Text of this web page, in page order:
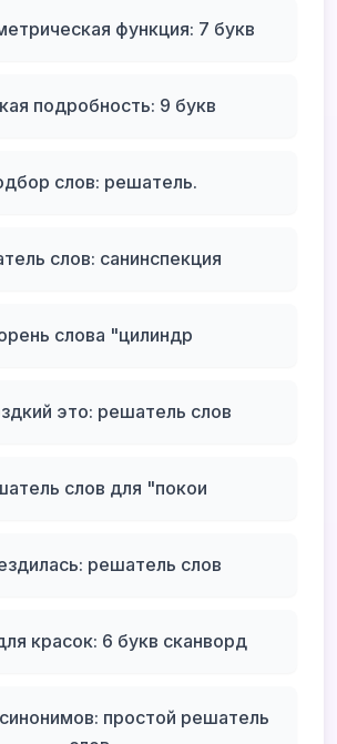
функция: 7 букв
подробность: 9 букв
слов: решатель.
слов: санинспекция
слова "цилиндр
это: решатель слов
слов для "покои
решатель слов
красок: 6 букв сканворд
простой решатель